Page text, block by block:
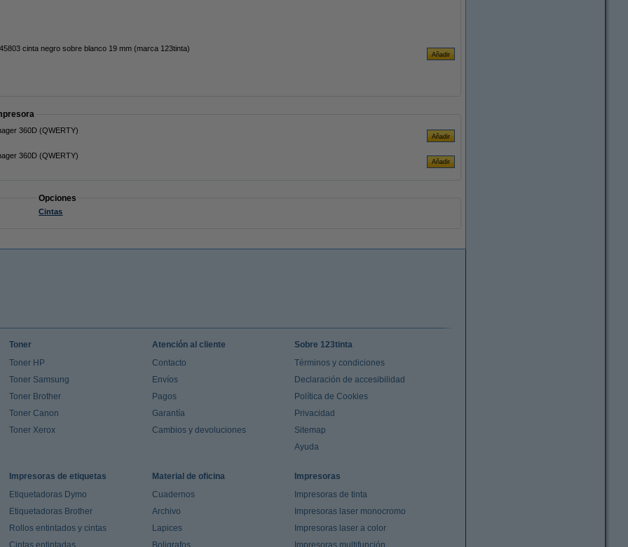
cinta negro sobre blanco 19 mm (marca 123tinta)
360D (QWERTY)
360D (QWERTY)
Opciones
Cintas
Toner
Toner HP
Toner Samsung
Toner Brother
Toner Canon
Toner Xerox
Atención al cliente
Contacto
Envíos
Pagos
Garantía
Cambios y devoluciones
Sobre 123tinta
Términos y condiciones
Declaración de accesibilidad
Política de Cookies
Privacidad
Sitemap
Ayuda
Impresoras de etiquetas
Etiquetadoras Dymo
Etiquetadoras Brother
Rollos entintados y cintas
Cintas entintadas
Material de oficina
Cuadernos
Archivo
Lapices
Boligrafos
Impresoras
Impresoras de tinta
Impresoras laser monocromo
Impresoras laser a color
Impresoras multifunción